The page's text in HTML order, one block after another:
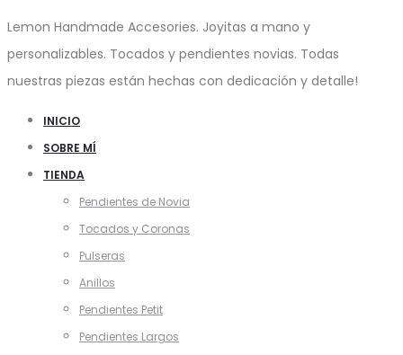
Lemon Handmade Accesories. Joyitas a mano y
personalizables. Tocados y pendientes novias. Todas
nuestras piezas están hechas con dedicación y detalle!
INICIO
SOBRE MÍ
TIENDA
Pendientes de Novia
Tocados y Coronas
Pulseras
Anillos
Pendientes Petit
Pendientes Largos